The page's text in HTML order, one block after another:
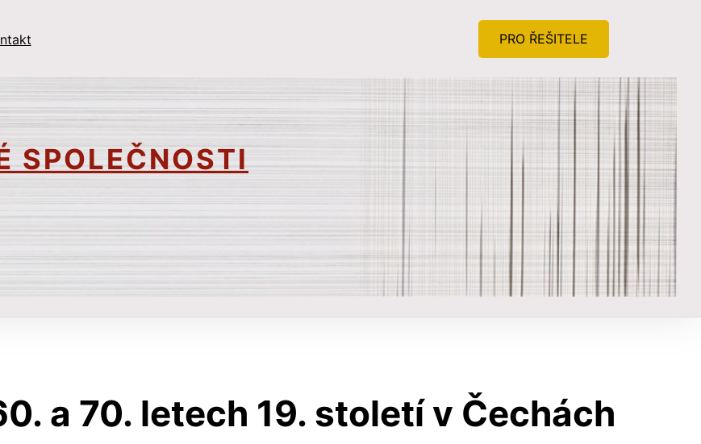
PRO ŘEŠITELE
SPOLEČNOSTI
a 70. letech 19. století v Čechách